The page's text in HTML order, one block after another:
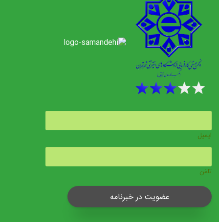
ایمیل
تلفن
عضویت در خبرنامه